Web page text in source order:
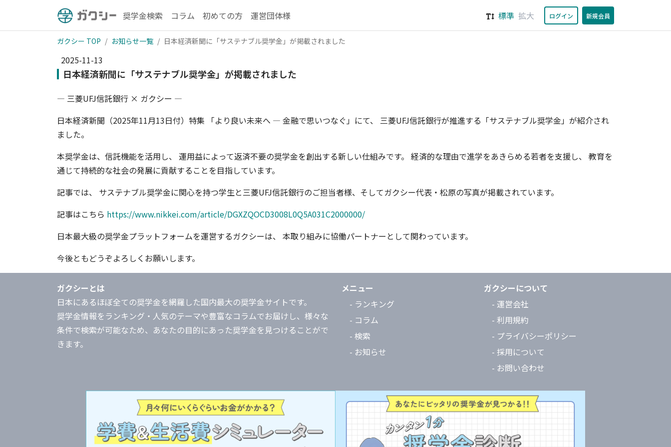
奨学金検索 コラム 初めての方 運営団体様 標準 拡大 ログイン 新規会員
ガクシー TOP お知らせ一覧 日本経済新聞に「サステナブル奨学金」が掲載されました
2025-11-13
日本経済新聞に「サステナブル奨学金」が掲載されました
— 三菱UFJ信託銀行 × ガクシー —
日本経済新聞（2025年11月13日付）特集 「より良い未来へ ― 金融で思いつなぐ」にて、 三菱UFJ信託銀行が推進する「サステナブル奨学金」が紹介され
ました。
本奨学金は、信託機能を活用し、 運用益によって返済不要の奨学金を創出する新しい仕組みです。 経済的な理由で進学をあきらめる若者を支援し、 教育を
通じて持続的な社会の発展に貢献することを目指しています。
記事では、 サステナブル奨学金に関心を持つ学生と三菱UFJ信託銀行のご担当者様、そしてガクシー代表・松原の写真が掲載されています。
記事はこちら https://www.nikkei.com/article/DGXZQOCD3008L0Q5A031C2000000/
日本最大級の奨学金プラットフォームを運営するガクシーは、 本取り組みに協働パートナーとして関わっています。
今後ともどうぞよろしくお願いします。
ガクシーとは
日本にあるほぼ全ての奨学金を網羅した国内最大の奨学金サイトです。
奨学金情報をランキング・人気のテーマや豊富なコラムでお届けし、様々な
条件で検索が可能なため、あなたの目的にあった奨学金を見つけることがで
きます。
メニュー
- ランキング
- コラム
- 検索
- お知らせ
ガクシーについて
- 運営会社
- 利用規約
- プライバシーポリシー
- 採用について
- お問い合わせ